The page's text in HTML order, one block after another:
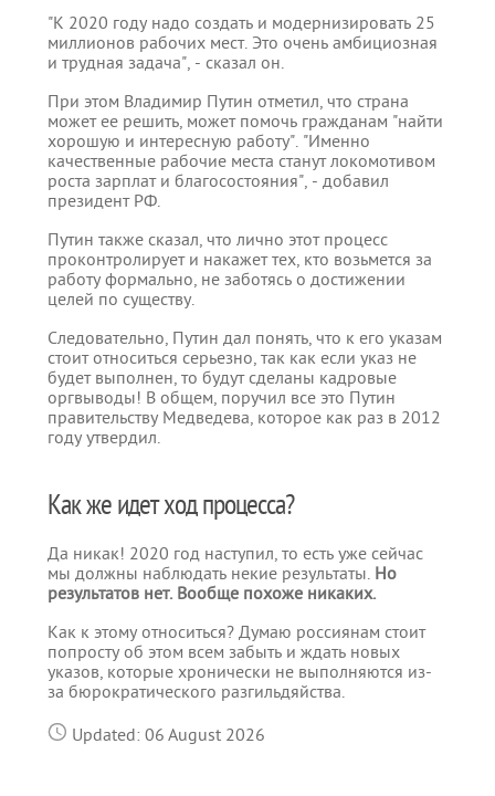
"К 2020 году надо создать и модернизировать 25
миллионов рабочих мест. Это очень амбициозная
и трудная задача", - сказал он.
При этом Владимир Путин отметил, что страна
может ее решить, может помочь гражданам "найти
хорошую и интересную работу". "Именно
качественные рабочие места станут локомотивом
роста зарплат и благосостояния", - добавил
президент РФ.
Путин также сказал, что лично этот процесс
проконтролирует и накажет тех, кто возьмется за
работу формально, не заботясь о достижении
целей по существу.
Следовательно, Путин дал понять, что к его указам
стоит относиться серьезно, так как если указ не
будет выполнен, то будут сделаны кадровые
оргвыводы! В общем, поручил все это Путин
правительству Медведева, которое как раз в 2012
году утвердил.
Как же идет ход процесса?
Да никак! 2020 год наступил, то есть уже сейчас
мы должны наблюдать некие результаты. Но
результатов нет. Вообще похоже никаких.
Как к этому относиться? Думаю россиянам стоит
попросту об этом всем забыть и ждать новых
указов, которые хронически не выполняются из-
за бюрократического разгильдяйства.
Updated: 06 August 2026